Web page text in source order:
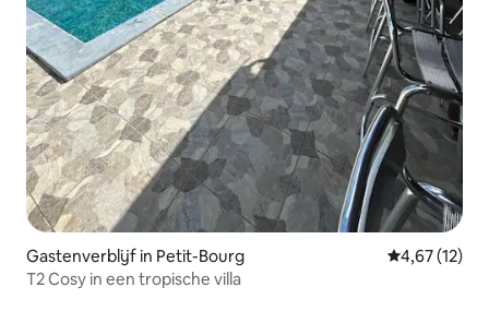
Gastenverblijf in Petit-Bourg Gemiddelde
4,67 (12)
T2 Cosy in een tropische villa